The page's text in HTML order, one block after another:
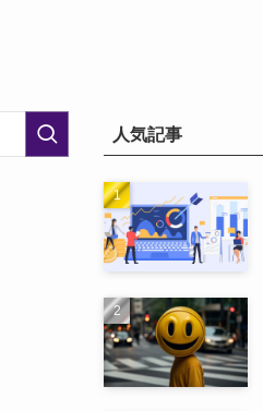
人気記事